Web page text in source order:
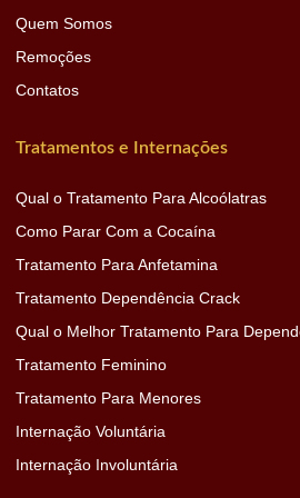
Quem Somos
Remoções
Contatos
Tratamentos e Internações
Qual o Tratamento Para Alcoólatras
Como Parar Com a Cocaína
Tratamento Para Anfetamina
Tratamento Dependência Crack
Qual o Melhor Tratamento Para
Tratamento Feminino
Tratamento Para Menores
Internação Voluntária
Internação Involuntária